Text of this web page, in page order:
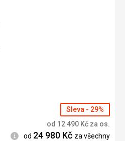
Sleva - 29%
od 12 490 Kč za os.
Informace
od 24 980 Kč za všechny